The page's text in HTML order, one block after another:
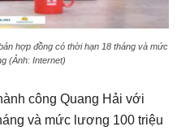
hợp đồng có thời hạn 18 tháng và mức
(Ảnh: Internet)
công Quang Hải với
và mức lương 100 triệu